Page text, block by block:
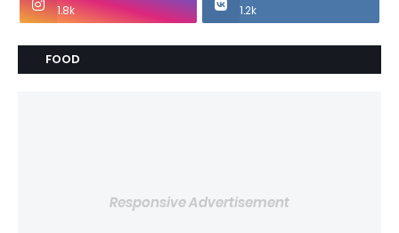
1.8k 1.2k
FOOD
Responsive Advertisement